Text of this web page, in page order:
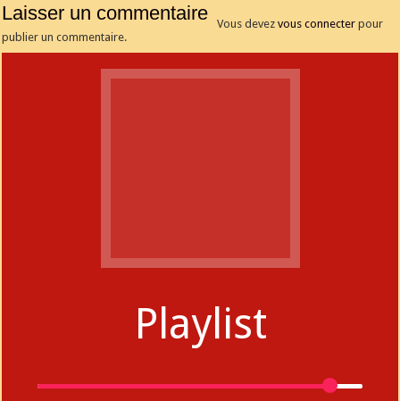
Laisser un commentaire Vous devezvous connecter pour
publier un commentaire.
Playlist